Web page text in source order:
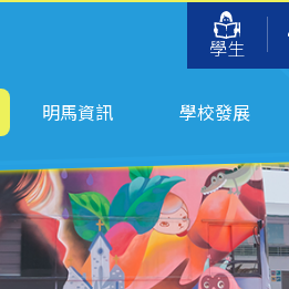
學生
明馬資訊 學校發展